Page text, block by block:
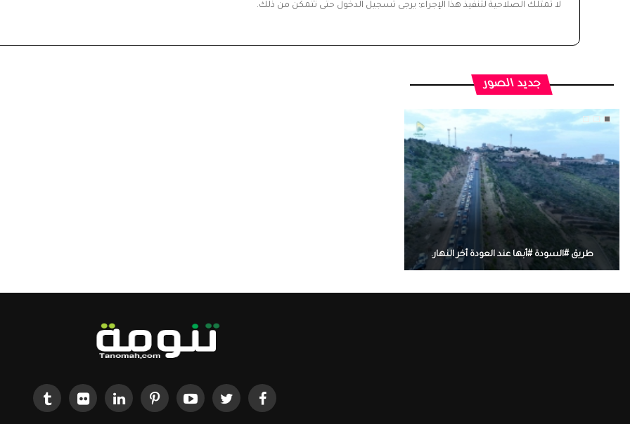
لا تمتلك الصلاحية لتنفيذ هذا الإجراء؛ يرجى تسجيل الدخول حتى تتمكن من ذلك.
جديد الصور
طريق #السودة #أبها عند العودة أخر النهار.